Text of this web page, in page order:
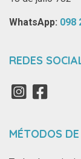
WhatsApp: ‪ 098
REDES
MÉTODOS